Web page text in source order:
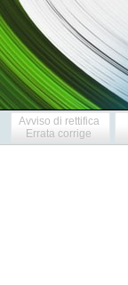
Avviso di rettifica
Errata corrige